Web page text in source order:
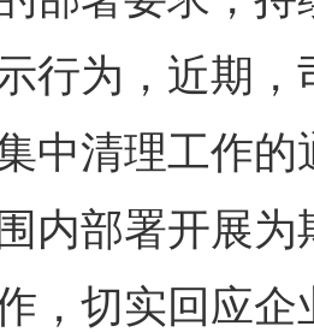
行为，近期
中清理工作
内部署开展
，切实回应